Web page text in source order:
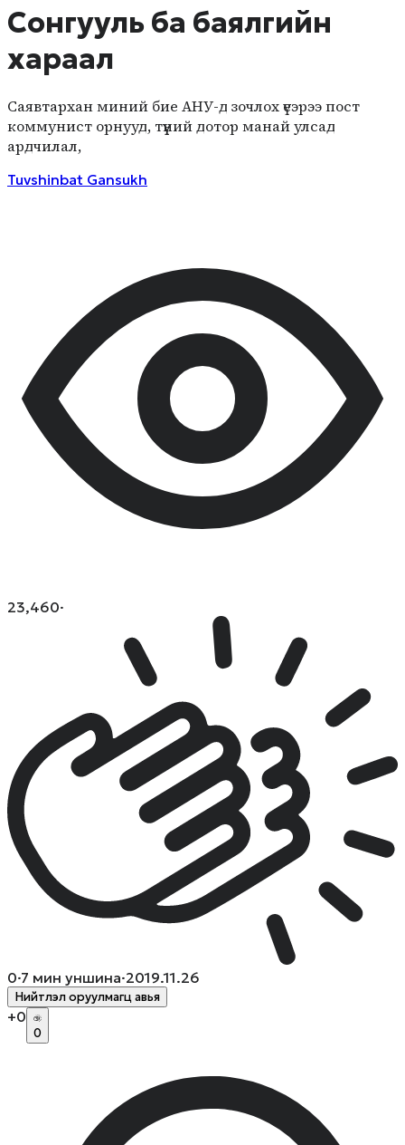
Сонгууль ба баялгийн
хараал
Саявтархан миний бие АНУ-д зочлох үеэрээ пост
коммунист орнууд, түүний дотор манай улсад
ардчилал,
Tuvshinbat Gansukh
23,460·
0·7 мин уншина·2019.11.26
Нийтлэл оруулмагц авья
+0
0